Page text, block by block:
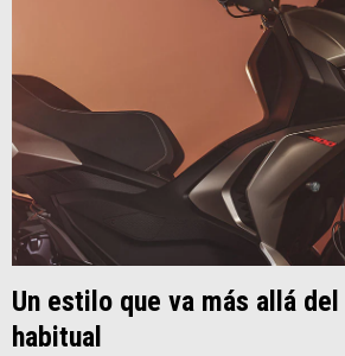
Un estilo que va más allá
habitual